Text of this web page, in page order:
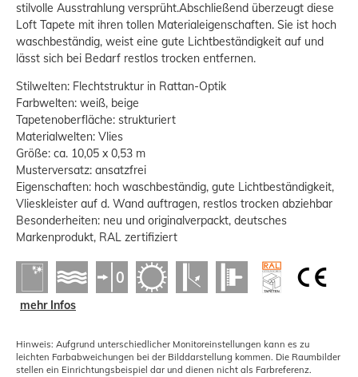
stilvolle Ausstrahlung versprüht.Abschließend überzeugt diese
Loft Tapete mit ihren tollen Materialeigenschaften. Sie ist hoch
waschbeständig, weist eine gute Lichtbeständigkeit auf und
lässt sich bei Bedarf restlos trocken entfernen.
Stilwelten: Flechtstruktur in Rattan-Optik
Farbwelten: weiß, beige
Tapetenoberfläche: strukturiert
Materialwelten: Vlies
Größe: ca. 10,05 x 0,53 m
Musterversatz: ansatzfrei
Eigenschaften: hoch waschbeständig, gute Lichtbeständigkeit,
Vlieskleister auf d. Wand auftragen, restlos trocken abziehbar
Besonderheiten: neu und originalverpackt, deutsches
Markenprodukt, RAL zertifiziert
mehr Infos
Hinweis: Aufgrund unterschiedlicher Monitoreinstellungen kann es zu
leichten Farbabweichungen bei der Bilddarstellung kommen. Die Raumbilder
stellen ein Einrichtungsbeispiel dar und dienen nicht als Farbreferenz.